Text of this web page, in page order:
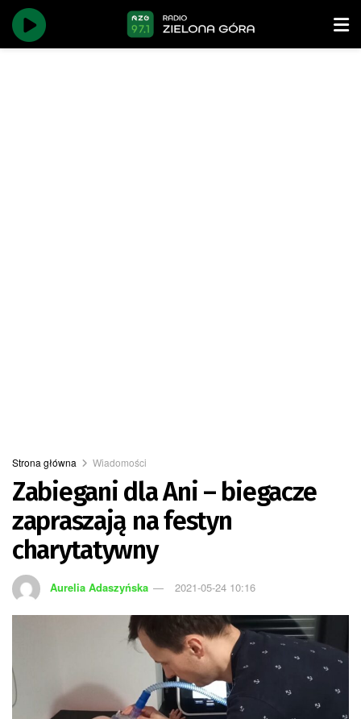
Strona główna Wiadomości
Zabiegani dla Ani – biegacze
zapraszają na festyn
charytatywny
Aurelia Adaszyńska 2021-05-24 10:16